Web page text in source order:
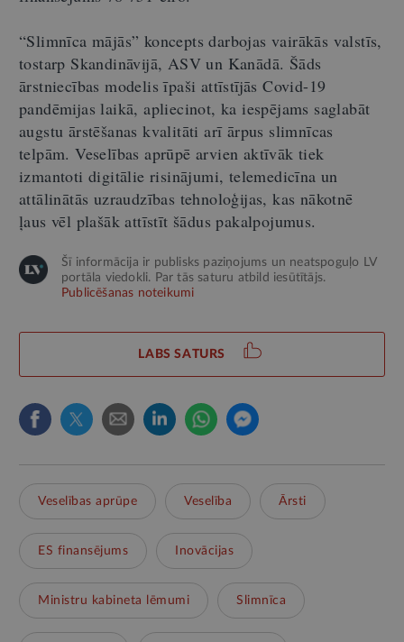
“Slimnīca mājās” koncepts darbojas vairākās valstīs,
tostarp Skandināvijā, ASV un Kanādā. Šāds
ārstniecības modelis īpaši attīstījās Covid-19
pandēmijas laikā, apliecinot, ka iespējams saglabāt
augstu ārstēšanas kvalitāti arī ārpus slimnīcas
telpām. Veselības aprūpē arvien aktīvāk tiek
izmantoti digitālie risinājumi, telemedicīna un
attālinātās uzraudzības tehnoloģijas, kas nākotnē
ļaus vēl plašāk attīstīt šādus pakalpojumus.
Šī informācija ir publisks paziņojums un neatspoguļo LV
portāla viedokli. Par tās saturu atbild iesūtītājs.
Publicēšanas noteikumi
LABS SATURS
Veselības aprūpe Veselība Ārsti
ES finansējums Inovācijas
Ministru kabineta lēmumi Slimnīca